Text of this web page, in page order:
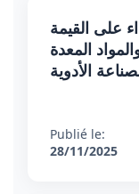
على القيمة
المعدة
الأدوية
Publié le:
28/11/2025